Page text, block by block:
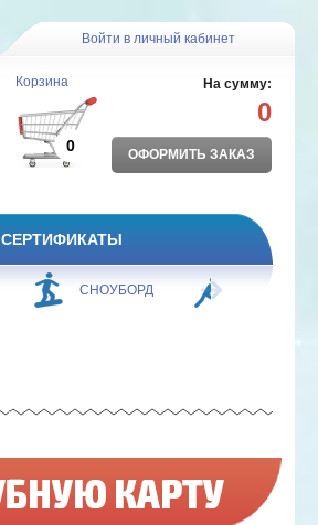
Войти в личный кабинет
Корзина
0
На сумму:
0
ОФОРМИТЬ ЗАКАЗ
СЕРТИФИКАТЫ
СНОУБОРД